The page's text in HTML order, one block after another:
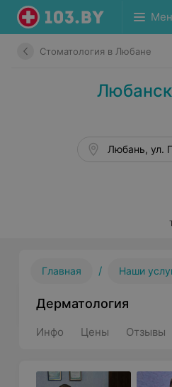
Стоматология в Любане
Любань, ул.
Главная / Наши
Дерматология
Инфо Цены Отзывы